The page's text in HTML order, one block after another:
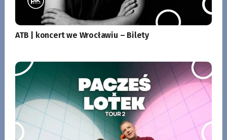
ATB | koncert we Wrocławiu – Bilety